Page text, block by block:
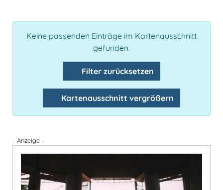
Keine passenden Einträge im Kartenausschnitt
gefunden.
Filter zurücksetzen
Kartenausschnitt vergrößern
- Anzeige -